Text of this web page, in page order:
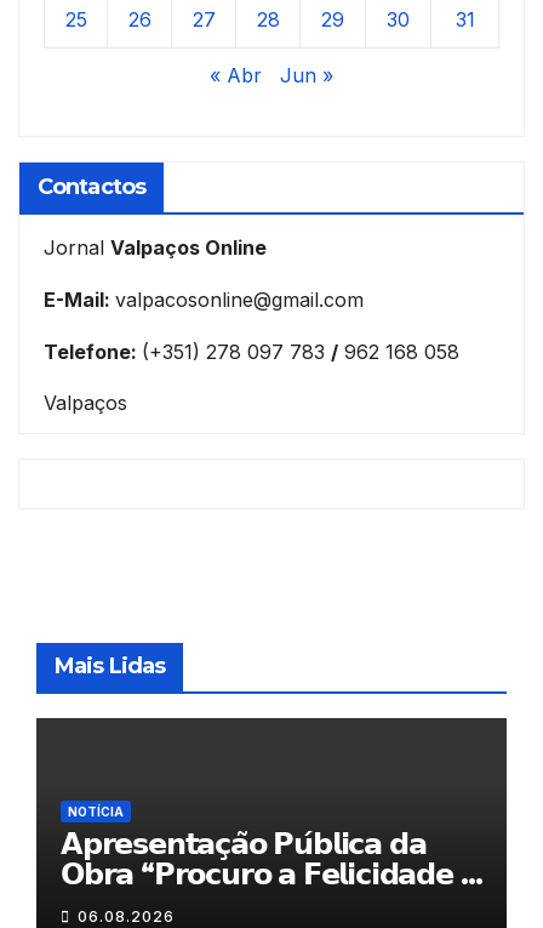
25 26 27 28 29 30 31
« Abr Jun »
Contactos
Jornal Valpaços Online
E-Mail: valpacosonline@gmail.com
Telefone: (+351) 278 097 783 / 962 168 058
Valpaços
Mais Lidas
NOTÍCIA
𝗔𝗽𝗿𝗲𝘀𝗲𝗻𝘁𝗮𝗰̧𝗮̃𝗼 𝗣𝘂́𝗯𝗹𝗶𝗰𝗮 𝗱𝗮
𝗢𝗯𝗿𝗮 “𝗣𝗿𝗼𝗰𝘂𝗿𝗼 𝗮 𝗙𝗲𝗹𝗶𝗰𝗶𝗱𝗮𝗱𝗲 𝗲
𝗲𝗹𝗮 𝗺𝗼𝗿𝗮 𝗰𝗼𝗺𝗶𝗴𝗼”
06.08.2026